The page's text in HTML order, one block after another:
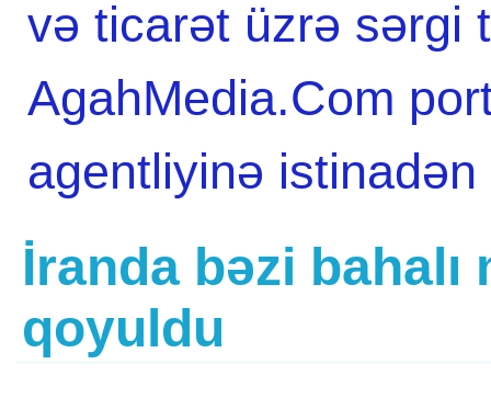
və ticarət üzrə sərgi
AgahMedia.Com
agentliyinə
İranda bəzi
qoyuldu